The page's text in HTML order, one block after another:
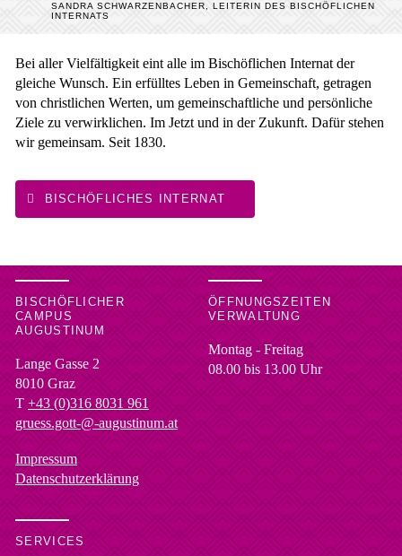
SANDRA SCHWARZENBACHER, LEITERIN DES BISCHÖFLICHEN
INTERNATS
Bei aller Vielfältigkeit eint alle im Bischöflichen Internat der
gleiche Wunsch. Ein erfülltes Leben in Gemeinschaft, getragen
von christlichen Werten, um gemeinschaftliche und persönliche
Ziele zu verwirklichen. Im Jetzt und in der Zukunft. Dafür stehen
wir gemeinsam. Seit 1830.
BISCHÖFLICHES INTERNAT
BISCHÖFLICHER
CAMPUS
AUGUSTINUM
Lange Gasse 2
8010 Graz
T +43 (0)316 8031 961
gruess.gott-@-augustinum.at
Impressum
Datenschutzerklärung
ÖFFNUNGSZEITEN
VERWALTUNG
Montag - Freitag
08.00 bis 13.00 Uhr
SERVICES